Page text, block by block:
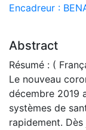
Encadreur :
Abstract
Résumé : (
Le nouveau
décembre 2019
systèmes de
rapidement.